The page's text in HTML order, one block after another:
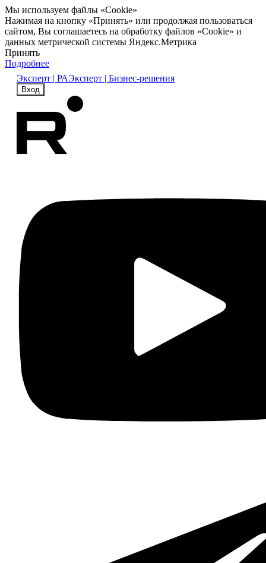
Мы используем файлы «Cookie»
Нажимая на кнопку «Принять» или продолжая пользоваться
сайтом, Вы соглашаетесь на обработку файлов «Cookie» и
данных метрической системы Яндекс.Метрика
Принять
Подробнее
Эксперт | РАЭксперт | Бизнес-решения
Вход